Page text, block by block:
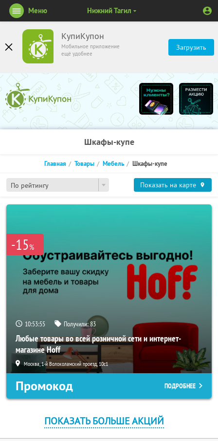
КупиКупон
Мобильное приложение
ещё удобнее
Загрузить
Меню Нижний Тагил
Шкафы-купе
По рейтингу
Главная Товары Мебель Шкафы-купе
Показать на карте
-15%
10:53:54 Получили:83
Любые товары во всей розничной сети и интернет-
магазине Hoff
Москва, 1-й Волоколамский проезд, 10с1
Промокод ПОДРОБНЕЕ
ПОКАЗАТЬ БОЛЬШЕ АКЦИЙ